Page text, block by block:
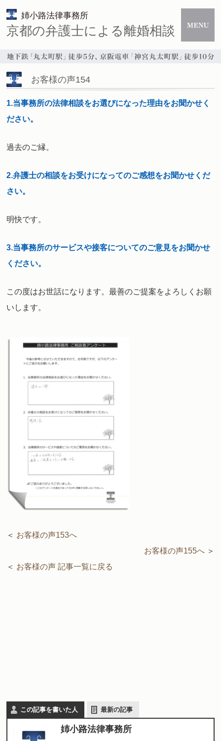
姉小路法律事務所
京都の弁護士による離婚相談
お客様の声154
1.当事務所の法律相談をお選びになった理由をお聞かせく
ださい。
過去のご縁。
2.弁護士の相談をお受けになってのご感想をお聞かせくだ
さい。
明快です。
3.当事務所のサービスや接客についてのご意見をお聞かせ
ください。
この度はお世話になります。最善のご提案をよろしくお願
いします。
＜ お客様の声153へ
お客様の声155へ＞
＜ お客様の声 記事一覧に戻る
この記事を書いた人 最新の記事
姉小路法律事務所